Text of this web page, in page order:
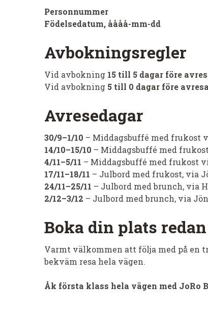
Personnummer
Födelsedatum, åååå-mm-dd
Avbokningsregler
Vid avbokning 15 till 5 dagar före
Vid avbokning 5 till 0 dagar före avresa
Avresedagar
30/9–1/10 – Middagsbuffé med frukost
14/10–15/10 – Middagsbuffé med
4/11–5/11 – Middagsbuffé med frukost
17/11–18/11 – Julbord med frukost, via
24/11–25/11 – Julbord med brunch, via
2/12–3/12 – Julbord med brunch, via
Boka din plats
Varmt välkommen att följa med på en
bekväm resa hela vägen.
Åk första klass hela vägen med JoRo